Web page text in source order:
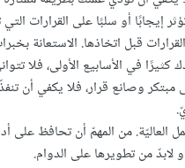
إيجابًا أو سلبًا على القرارات
قبل اتخاذها.
في الأسابيع الأولى، فلا
مبتكر وصانع قرار، فلا يكفي أن
العاليّة. من المهمّ أن تحافظ على
لابدّ من تطويرها على الدوام.